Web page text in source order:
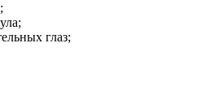
глаз;